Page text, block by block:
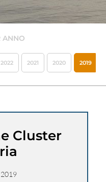
ANNO
2022 2021 2020 2019
Cluster